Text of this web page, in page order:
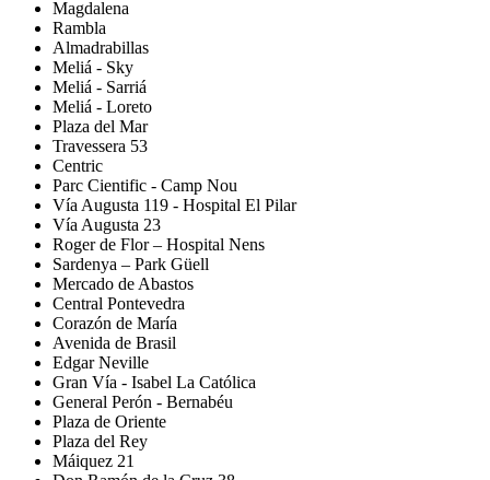
Magdalena
Rambla
Almadrabillas
Meliá - Sky
Meliá - Sarriá
Meliá - Loreto
Plaza del Mar
Travessera 53
Centric
Parc Cientific - Camp Nou
Vía Augusta 119 - Hospital El Pilar
Vía Augusta 23
Roger de Flor – Hospital Nens
Sardenya – Park Güell
Mercado de Abastos
Central Pontevedra
Corazón de María
Avenida de Brasil
Edgar Neville
Gran Vía - Isabel La Católica
General Perón - Bernabéu
Plaza de Oriente
Plaza del Rey
Máiquez 21